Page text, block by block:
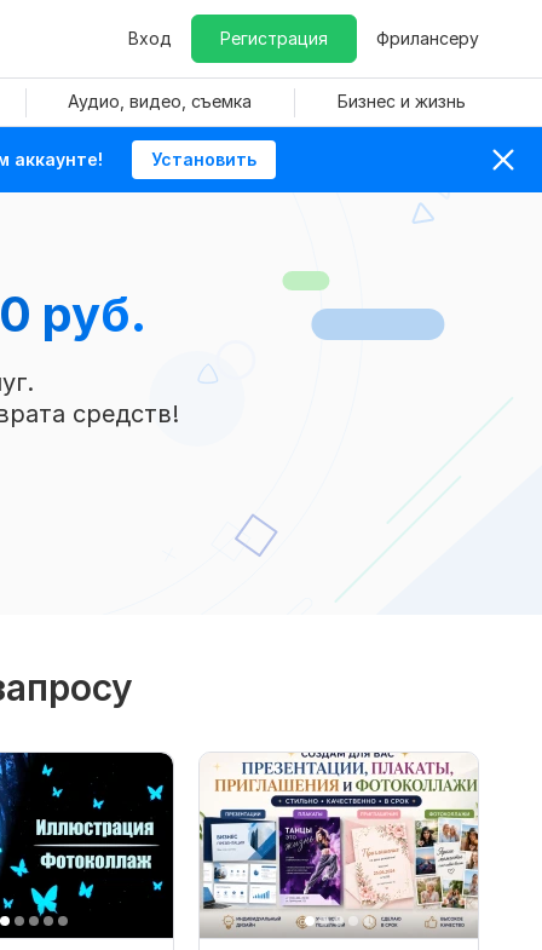
Вход Регистрация Фрилансеру
Аудио, видео, съемка Бизнес и жизнь
аккаунте! Установить
руб.
средств!